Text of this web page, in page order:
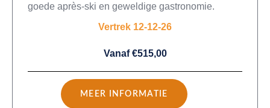
goede après-ski en geweldige gastronomie.
Vertrek 12-12-26
Vanaf €515,00
MEER INFORMATIE